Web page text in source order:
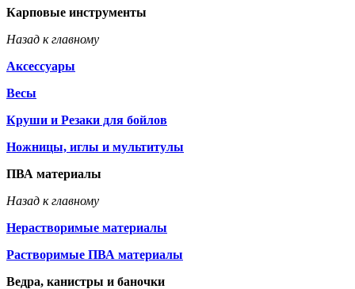
Карповые инструменты
Назад к главному
Аксессуары
Весы
Круши и Резаки для бойлов
Ножницы, иглы и мультитулы
ПВА материалы
Назад к главному
Нерастворимые материалы
Растворимые ПВА материалы
Ведра, канистры и баночки